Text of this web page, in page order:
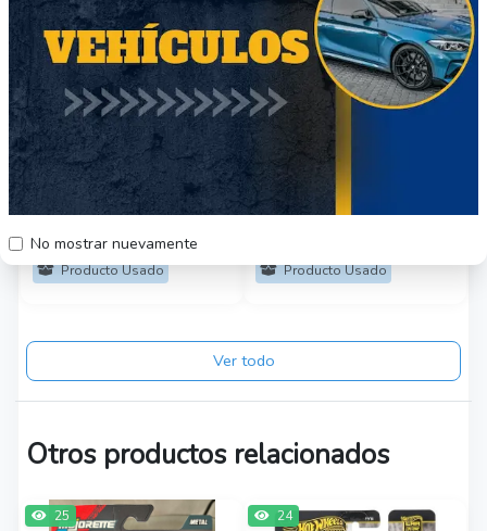
No mostrar nuevamente
Chevrolet Corvette
1957 escala 1/24
$20.000
Región Metropolitana
Producto Usado
Dodge Viper GTS
Coupe 1997 Escala
1/32 metálico
$8000
Producto Usado
Ver todo
Otros productos relacionados
25 24